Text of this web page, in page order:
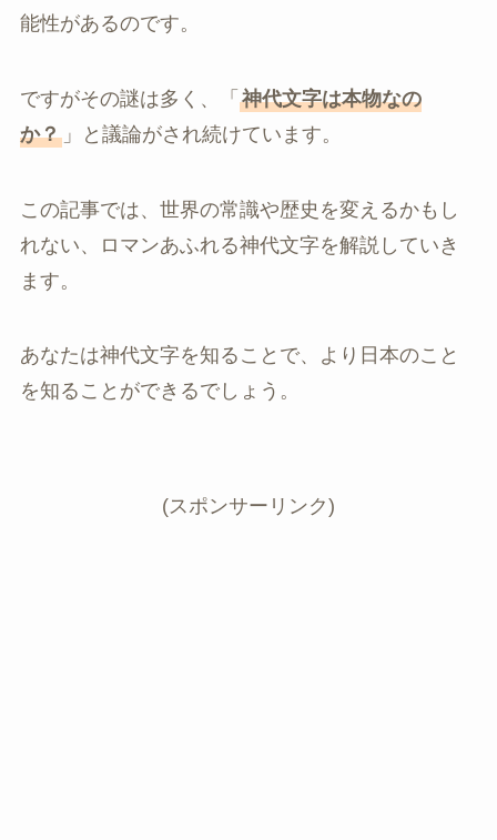
能性があるのです。
ですがその謎は多く、「 神代文字は本物なの
か？」と議論がされ続けています。
この記事では、世界の常識や歴史を変えるかもし
れない、ロマンあふれる神代文字を解説していき
ます。
あなたは神代文字を知ることで、より日本のこと
を知ることができるでしょう。
(スポンサーリンク)